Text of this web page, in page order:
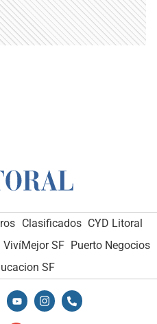
Clasificados CYD Litoral
VivíMejor SF Puerto Negocios
SF